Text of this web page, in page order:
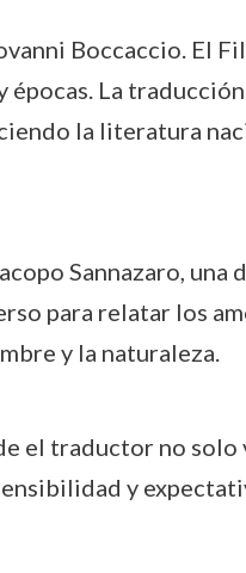
Boccaccio. El
La
la literatura
Sannazaro, una
para relatar los
y la naturaleza.
el traductor no solo
y